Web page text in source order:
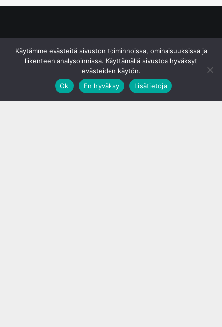
Käytämme evästeitä sivuston toiminnoissa, ominaisuuksissa ja
liikenteen analysoinnissa. Käyttämällä sivustoa hyväksyt
evästeiden käytön.
Ok
En hyväksy Lisätietoja